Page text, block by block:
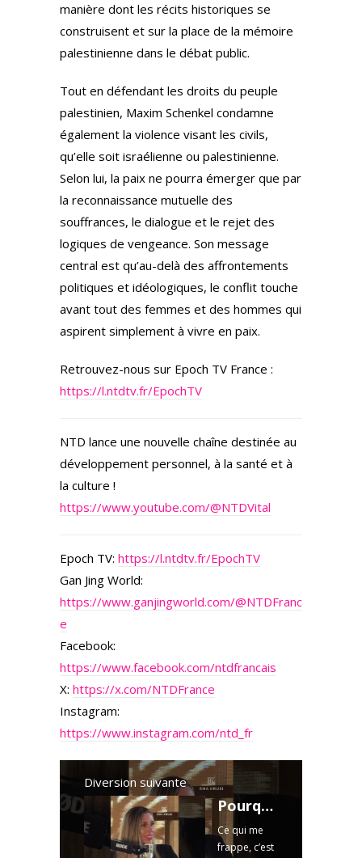
manière dont les récits historiques se
construisent et sur la place de la mémoire
palestinienne dans le débat public.
Tout en défendant les droits du peuple
palestinien, Maxim Schenkel condamne
également la violence visant les civils,
qu’elle soit israélienne ou palestinienne.
Selon lui, la paix ne pourra émerger que par
la reconnaissance mutuelle des
souffrances, le dialogue et le rejet des
logiques de vengeance. Son message
central est qu’au-delà des affrontements
politiques et idéologiques, le conflit touche
avant tout des femmes et des hommes qui
aspirent simplement à vivre en paix.
Retrouvez-nous sur Epoch TV France :
https://l.ntdtv.fr/EpochTV
NTD lance une nouvelle chaîne destinée au
développement personnel, à la santé et à
la culture !
https://www.youtube.com/@NTDVital
Epoch TV: https://l.ntdtv.fr/EpochTV
Gan Jing World:
https://www.ganjingworld.com/@NTDFranc
e
Facebook:
https://www.facebook.com/ntdfrancais
X: https://x.com/NTDFrance
Instagram:
https://www.instagram.com/ntd_fr
Diversion suivante
Pourquoi le placenta met encore autant de monde mal à l’aise
Ce qui me
frappe, c’est